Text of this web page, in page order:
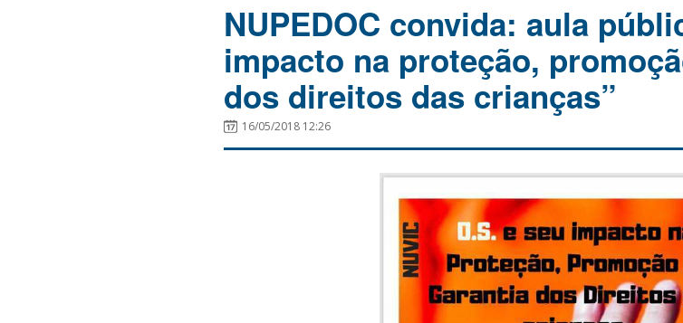
NUPEDOC convida: aula
impacto na proteção,
dos direitos das crianças”
16/05/2018 12:26